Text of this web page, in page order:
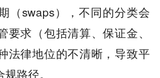
（swaps），不同的分类会
要求（包括清算、保证金、
法律地位的不清晰，导致平
路径。